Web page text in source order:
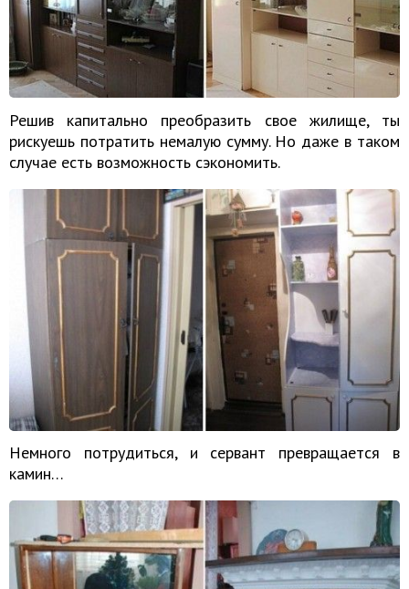
Решив капитально преобразить свое жилище, ты
рискуешь потратить немалую сумму. Но даже в таком
случае есть возможность сэкономить.
Немного потрудиться, и сервант превращается в
камин…